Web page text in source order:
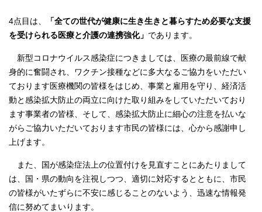
4点目は、
「全ての世代が健康に生き生きと暮らすため必要な支援
を受けられる医療と介護の連携強化」 であります。
新型コロナウイルス感染症につきましては、医療の最前線で献
身的に奮闘され、ワクチン接種などに多大なるご協力をいただい
ております医療機関の皆様をはじめ、事業と雇用を守り、経済活
動と感染拡大防止の両立に向けた取り組みをしていただいており
ます事業者の皆様、そして、感染拡大防止に細心の注意を払いな
がらご協力いただいております市民の皆様には、心から感謝申し
上げます。
また、国が感染症法上の位置付けを見直すことにあたりまして
は、国・県の動向を注視しつつ、適切に対応するとともに、市民
の皆様がいたずらに不安に感じることのないよう、迅速な情報発
信に努めてまいります。